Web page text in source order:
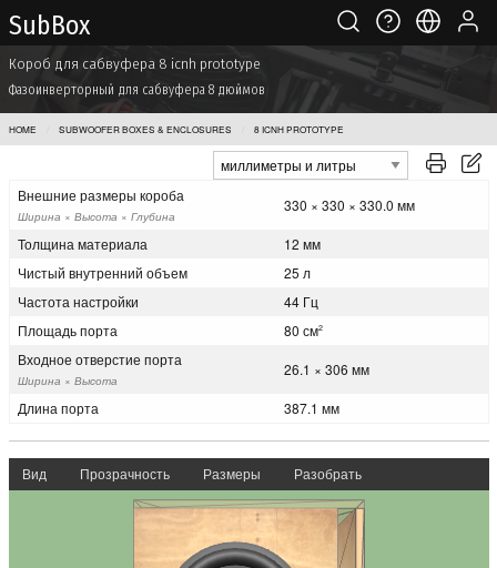
Sub Box
Короб для сабвуфера 8 icnh prototype
Фазоинверторный для сабвуфера 8 дюймов
HOME SUBWOOFER BOXES & ENCLOSURES 8 ICNH PROTOTYPE
Внешние размеры короба
Ширина × Высота × Глубина
330 × 330 × 330.0 мм
Толщина материала
12 мм
Чистый внутренний объем
25 л
Частота настройки
44 Гц
Площадь порта
80 см2
Входное отверстие порта
Ширина × Высота
26.1 × 306 мм
Длина порта 387.1 мм
Вид Прозрачность Размеры Разобрать